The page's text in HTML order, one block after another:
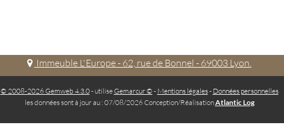
Immeuble L'Europe - 62, rue de Bonnel - 69003 Lyon.
© 2008-2026 Gemweb 4.3.0- utiliseGemarcur © - Mentions légales- Données personnelles
les données sont à jour au : 07/08/2026 Conception/RéalisationAtlantic Log